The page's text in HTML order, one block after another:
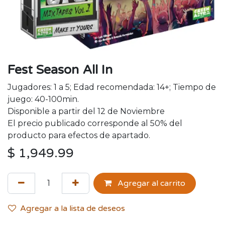
Fest Season All In
Jugadores: 1 a 5; Edad recomendada: 14+; Tiempo de
juego: 40-100min.
Disponible a partir del 12 de Noviembre
El precio publicado corresponde al 50% del
producto para efectos de apartado.
$ 1,949.99
Agregar al carrito
Agregar a la lista de deseos